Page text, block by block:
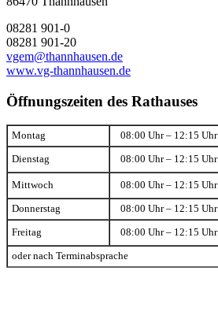
08281 901-0
08281 901-20
vgem@thannhausen.de
www.vg-thannhausen.de
Öffnungszeiten des Rathauses
Montag 08:00 Uhr – 12:15 Uhr
Dienstag 08:00 Uhr – 12:15 Uhr
Mittwoch 08:00 Uhr – 12:15 Uhr
Donnerstag 08:00 Uhr – 12:15 Uhr
Freitag 08:00 Uhr – 12:15 Uhr
oder nach Terminabsprache